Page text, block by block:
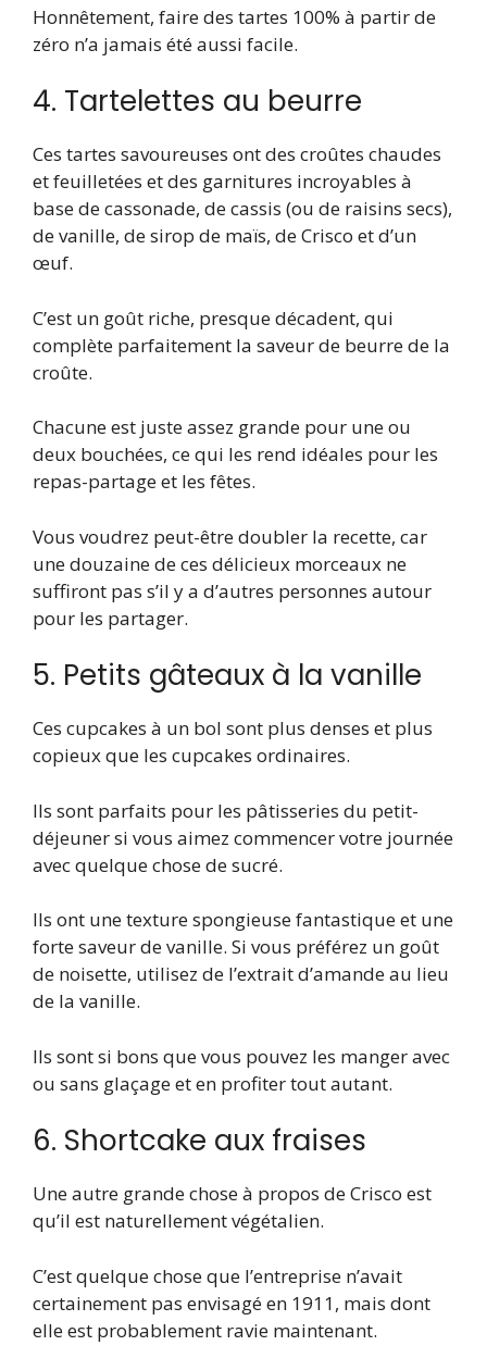
Honnêtement, faire des tartes 100% à partir de
zéro n’a jamais été aussi facile.
4. Tartelettes au beurre
Ces tartes savoureuses ont des croûtes chaudes
et feuilletées et des garnitures incroyables à
base de cassonade, de cassis (ou de raisins secs),
de vanille, de sirop de maïs, de Crisco et d’un
œuf.
C’est un goût riche, presque décadent, qui
complète parfaitement la saveur de beurre de la
croûte.
Chacune est juste assez grande pour une ou
deux bouchées, ce qui les rend idéales pour les
repas-partage et les fêtes.
Vous voudrez peut-être doubler la recette, car
une douzaine de ces délicieux morceaux ne
suffiront pas s’il y a d’autres personnes autour
pour les partager.
5. Petits gâteaux à la vanille
Ces cupcakes à un bol sont plus denses et plus
copieux que les cupcakes ordinaires.
Ils sont parfaits pour les pâtisseries du petit-
déjeuner si vous aimez commencer votre journée
avec quelque chose de sucré.
Ils ont une texture spongieuse fantastique et une
forte saveur de vanille. Si vous préférez un goût
de noisette, utilisez de l’extrait d’amande au lieu
de la vanille.
Ils sont si bons que vous pouvez les manger avec
ou sans glaçage et en profiter tout autant.
6. Shortcake aux fraises
Une autre grande chose à propos de Crisco est
qu’il est naturellement végétalien.
C’est quelque chose que l’entreprise n’avait
certainement pas envisagé en 1911, mais dont
elle est probablement ravie maintenant.